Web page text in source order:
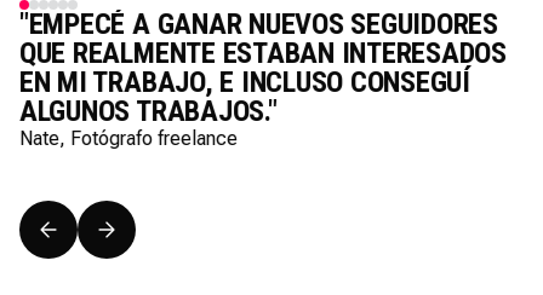
"EMPECÉ A GANAR NUEVOS SEGUIDORES
QUE REALMENTE ESTABAN INTERESADOS
EN MI TRABAJO, E INCLUSO CONSEGUÍ
ALGUNOS TRABAJOS."
Nate, Fotógrafo freelance